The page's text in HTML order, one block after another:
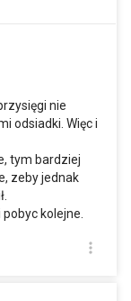
nie
odsiadki. Więc i
tym bardziej
zeby jednak
kolejne.